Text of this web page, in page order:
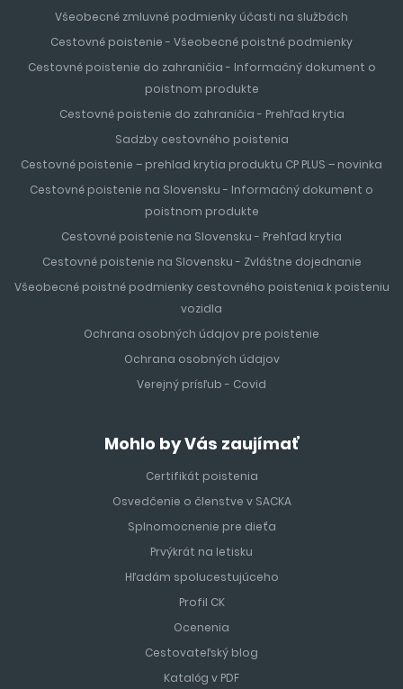
Všeobecné zmluvné podmienky účasti na službách
Cestovné poistenie - Všeobecné poistné podmienky
Cestovné poistenie do zahraničia - Informačný dokument o
poistnom produkte
Cestovné poistenie do zahraničia - Prehľad krytia
Sadzby cestovného poistenia
Cestovné poistenie – prehlad krytia produktu CP PLUS – novinka
Cestovné poistenie na Slovensku - Informačný dokument o
poistnom produkte
Cestovné poistenie na Slovensku - Prehľad krytia
Cestovné poistenie na Slovensku - Zvláštne dojednanie
Všeobecné poistné podmienky cestovného poistenia k poisteniu
vozidla
Ochrana osobných údajov pre poistenie
Ochrana osobných údajov
Verejný prísľub - Covid
Mohlo by Vás zaujímať
Certifikát poistenia
Osvedčenie o členstve v SACKA
Splnomocnenie pre dieťa
Prvýkrát na letisku
Hľadám spolucestujúceho
Profil CK
Ocenenia
Cestovateľský blog
Katalóg v PDF